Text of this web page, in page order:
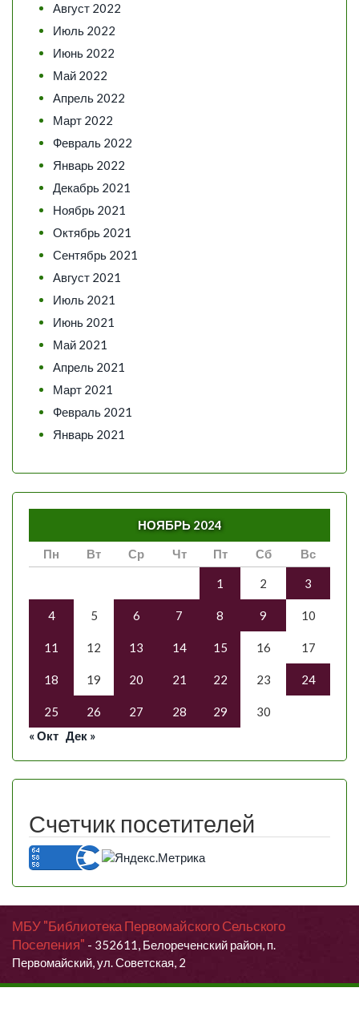
Август 2022
Июль 2022
Июнь 2022
Май 2022
Апрель 2022
Март 2022
Февраль 2022
Январь 2022
Декабрь 2021
Ноябрь 2021
Октябрь 2021
Сентябрь 2021
Август 2021
Июль 2021
Июнь 2021
Май 2021
Апрель 2021
Март 2021
Февраль 2021
Январь 2021
НОЯБРЬ 2024
Пн
Вт Ср Чт Пт Сб Вс
1 2 3
4 5 6 7 8 9 10
11 12 13 14 15 16 17
18 19 20 21 22 23 24
25 26 27 28 29
30
« Окт Дек »
Счетчик посетителей
МБУ "Библиотека Первомайского Сельского
Поселения" - 352611, Белореченский район, п.
Первомайский, ул. Советская, 2